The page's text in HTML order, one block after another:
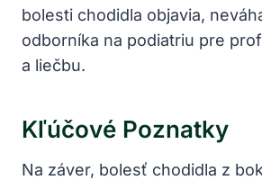
bolesti chodidla objavia,
odborníka na podiatriu pre
a liečbu.
Kľúčové Poznatky
Na záver, bolesť chodidla z